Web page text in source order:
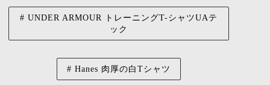
UNDER ARMOUR トレーニングT-シャツUAテ
ック
Hanes 肉厚の白Tシャツ